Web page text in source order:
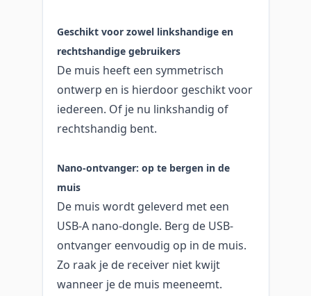
Geschikt voor zowel linkshandige en
rechtshandige gebruikers
De muis heeft een symmetrisch
ontwerp en is hierdoor geschikt voor
iedereen. Of je nu linkshandig of
rechtshandig bent.
Nano-ontvanger: op te bergen in de
muis
De muis wordt geleverd met een
USB-A nano-dongle. Berg de USB-
ontvanger eenvoudig op in de muis.
Zo raak je de receiver niet kwijt
wanneer je de muis meeneemt.